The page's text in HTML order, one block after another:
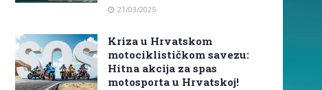
21/03/2025
Kriza u Hrvatskom
motociklističkom savezu:
Hitna akcija za spas
motosporta u Hrvatskoj!